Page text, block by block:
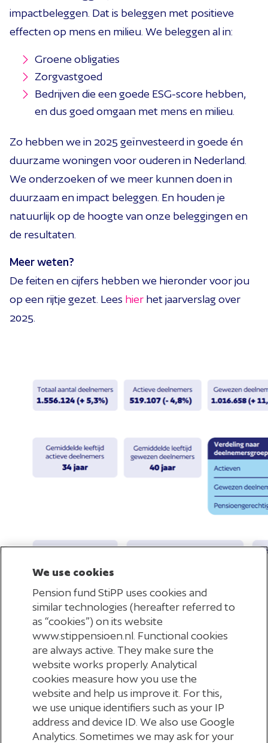
impactbeleggen. Dat is beleggen met positieve
effecten op mens en milieu. We beleggen al in:
Groene obligaties
Zorgvastgoed
Bedrijven die een goede ESG-score hebben,
en dus goed omgaan met mens en milieu.
Zo hebben we in 2025 geïnvesteerd in goede én
duurzame woningen voor ouderen in Nederland.
We onderzoeken of we meer kunnen doen in
duurzaam en impact beleggen. En houden je
natuurlijk op de hoogte van onze beleggingen en
de resultaten.
Meer weten?
De feiten en cijfers hebben we hieronder voor jou
op een rijtje gezet. Lees hier het jaarverslag over
2025.
We use cookies
Pension fund StiPP uses cookies and
similar technologies (hereafter referred to
as “cookies”) on its website
www.stippensioen.nl. Functional cookies
are always active. They make sure the
website works properly. Analytical
cookies measure how you use the
website and help us improve it. For this,
we use unique identifiers such as your IP
address and device ID. We also use Google
Analytics. Sometimes we may ask for your